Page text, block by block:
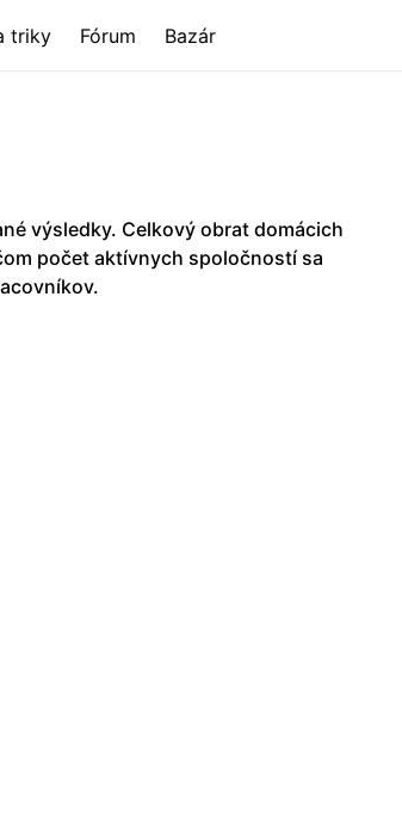
triky Fórum Bazár
výsledky. Celkový obrat domácich
počet aktívnych spoločností sa